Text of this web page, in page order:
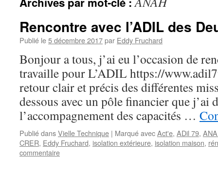
Rencontre avec l’ADIL des
Publié le5 décembre 2017par Eddy Fruchard
Bonjour a tous, j’ai eu l’occasion de
travaille pour L’ADIL https://
retour clair et précis des différentes
dessous avec un pôle financier que j’ai
l’accompagnement des capacités …
Publié dansVielle Technique | Marqué avecAct'e, ADil 79,
CRER, Eddy Fruchard, isolation extérieure, isolation maison,
commentaire